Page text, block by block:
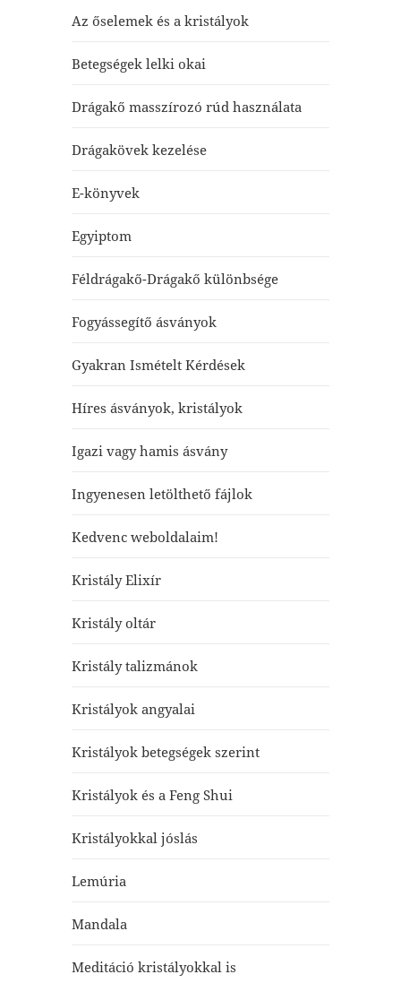
Az őselemek és a kristályok
Betegségek lelki okai
Drágakő masszírozó rúd használata
Drágakövek kezelése
E-könyvek
Egyiptom
Féldrágakő-Drágakő különbsége
Fogyássegítő ásványok
Gyakran Ismételt Kérdések
Híres ásványok, kristályok
Igazi vagy hamis ásvány
Ingyenesen letölthető fájlok
Kedvenc weboldalaim!
Kristály Elixír
Kristály oltár
Kristály talizmánok
Kristályok angyalai
Kristályok betegségek szerint
Kristályok és a Feng Shui
Kristályokkal jóslás
Lemúria
Mandala
Meditáció kristályokkal is